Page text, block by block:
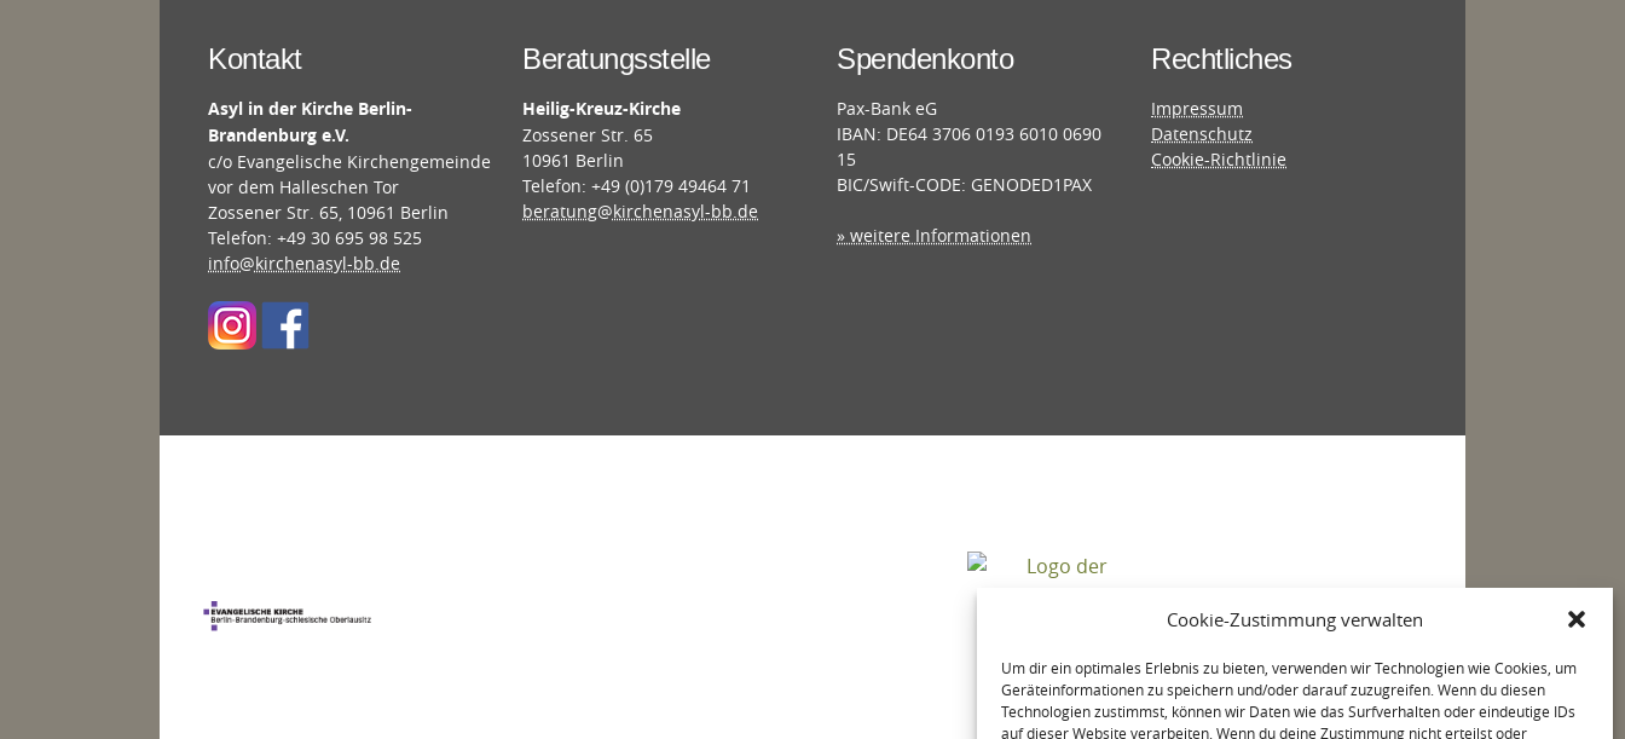
Cookie-Zustimmung verwalten
Um dir ein optimales Erlebnis zu bieten, verwenden wir Technologien wie Cookies, um
Geräteinformationen zu speichern und/oder darauf zuzugreifen. Wenn du diesen
Technologien zustimmst, können wir Daten wie das Surfverhalten oder eindeutige IDs
auf dieser Website verarbeiten. Wenn du deine Zustimmung nicht erteilst oder
Kontakt
Asyl in der Kirche Berlin-
Brandenburg e.V.
c/o Evangelische Kirchengemeinde
vor dem Halleschen Tor
Zossener Str. 65, 10961 Berlin
Telefon: +49 30 695 98 525
info@kirchenasyl-bb.de
Beratungsstelle
Heilig-Kreuz-Kirche
Zossener Str. 65
10961 Berlin
Telefon: +49 (0)179 49464 71
beratung@kirchenasyl-bb.de
Spendenkonto
Pax-Bank eG
IBAN: DE64 3706 0193 6010 0690
15
BIC/Swift-CODE: GENODED1PAX
» weitere Informationen
Rechtliches
Impressum
Datenschutz
Cookie-Richtlinie